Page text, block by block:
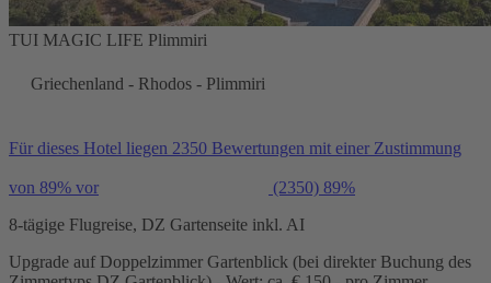
TUI MAGIC LIFE Plimmiri
Griechenland - Rhodos - Plimmiri
Für dieses Hotel liegen 2350 Bewertungen mit einer Zustimmung
von 89% vor (2350) 89%
8-tägige Flugreise, DZ Gartenseite inkl. AI
Upgrade auf Doppelzimmer Gartenblick (bei direkter Buchung des